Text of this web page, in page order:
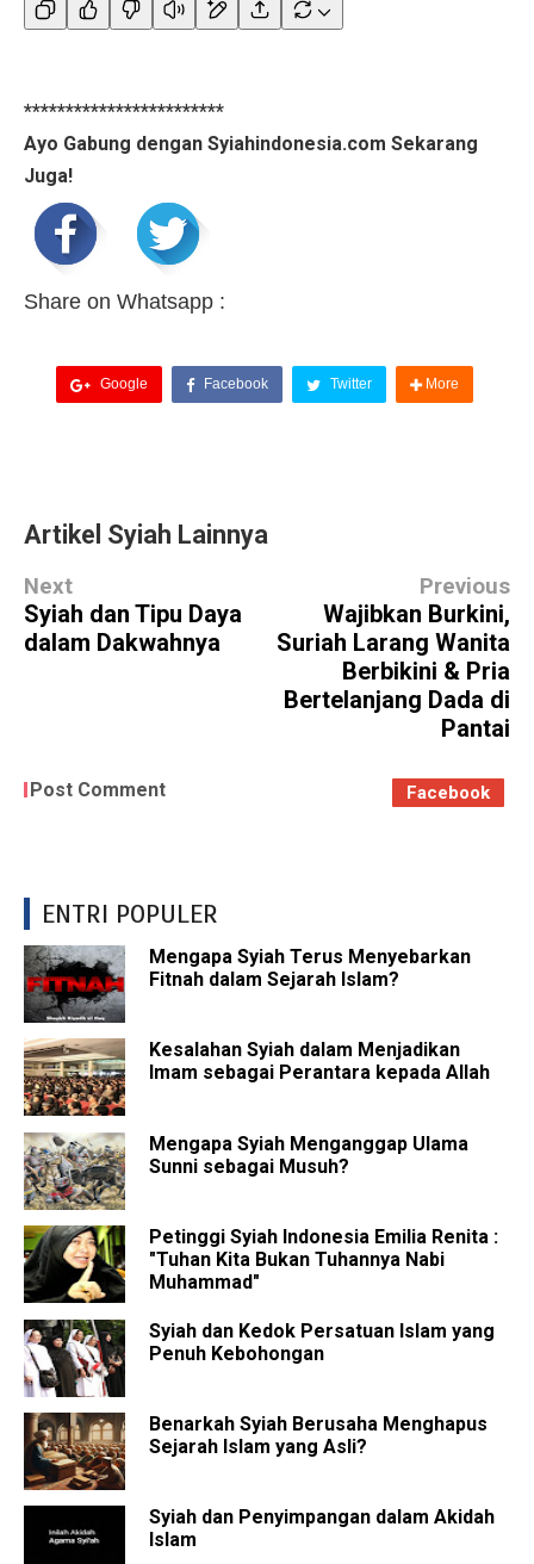
************************
Ayo Gabung dengan Syiahindonesia.com Sekarang
Juga!
Share on Whatsapp :
Google Facebook Twitter More
Artikel Syiah Lainnya
Next
Syiah dan Tipu Daya
dalam Dakwahnya
Previous
Wajibkan Burkini,
Suriah Larang Wanita
Berbikini & Pria
Bertelanjang Dada di
Pantai
Post Comment Facebook
ENTRI POPULER
Mengapa Syiah Terus Menyebarkan
Fitnah dalam Sejarah Islam?
Kesalahan Syiah dalam Menjadikan
Imam sebagai Perantara kepada Allah
Mengapa Syiah Menganggap Ulama
Sunni sebagai Musuh?
Petinggi Syiah Indonesia Emilia Renita :
"Tuhan Kita Bukan Tuhannya Nabi
Muhammad"
Syiah dan Kedok Persatuan Islam yang
Penuh Kebohongan
Benarkah Syiah Berusaha Menghapus
Sejarah Islam yang Asli?
Syiah dan Penyimpangan dalam Akidah
Islam